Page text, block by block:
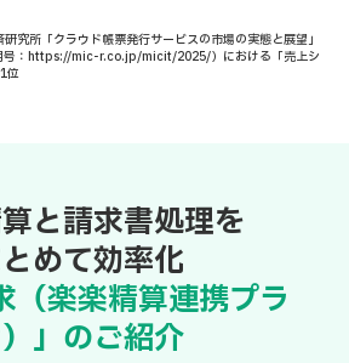
究所「クラウド帳票発行サービスの市場の実態と展望」
号：https://mic-r.co.jp/micit/2025/）における「売上シ
位
と請求書処理を
めて効率化
（楽楽精算連携プラ
」のご紹介